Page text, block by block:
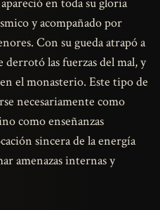
y acompañado por
Con su gueda atrapó a
las fuerzas del mal, y
el monasterio. Este tipo de
necesariamente como
como enseñanzas
sincera de la energía
amenazas internas y